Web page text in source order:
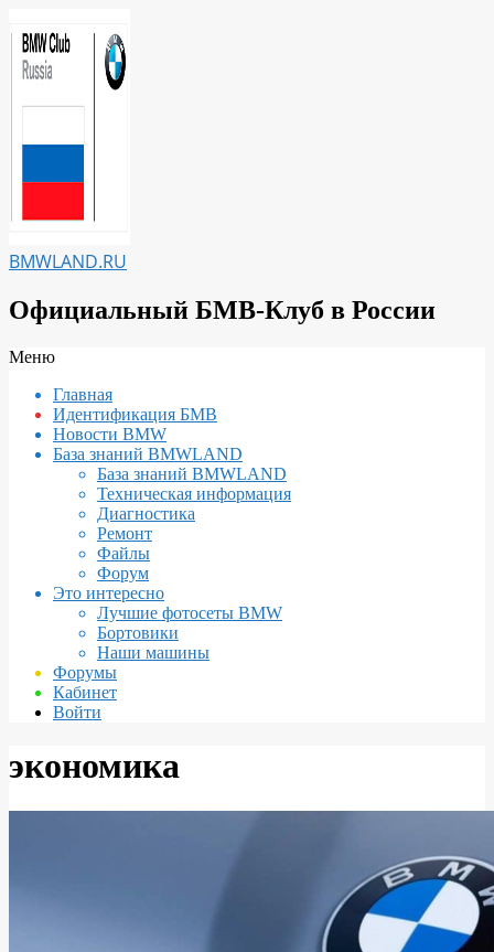
к
содержимому
BMWLAND.RU
Официальный БМВ-Клуб в России
Вторичное
навигации
Меню
Главная
Идентификация БМВ
Новости BMW
База знаний BMWLAND
База знаний BMWLAND
Техническая информация
Диагностика
Ремонт
Файлы
Форум
Это интересно
Лучшие фотосеты BMW
Бортовики
Наши машины
Форумы
Кабинет
Войти
экономика